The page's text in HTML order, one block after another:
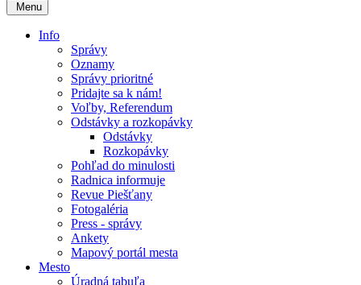
Menu
Info
Správy
Oznamy
Správy prioritné
Pridajte sa k nám!
Voľby, Referendum
Odstávky a rozkopávky
Odstávky
Rozkopávky
Pohľad do minulosti
Radnica informuje
Revue Piešťany
Fotogaléria
Press - správy
Ankety
Mapový portál mesta
Mesto
Úradná tabuľa